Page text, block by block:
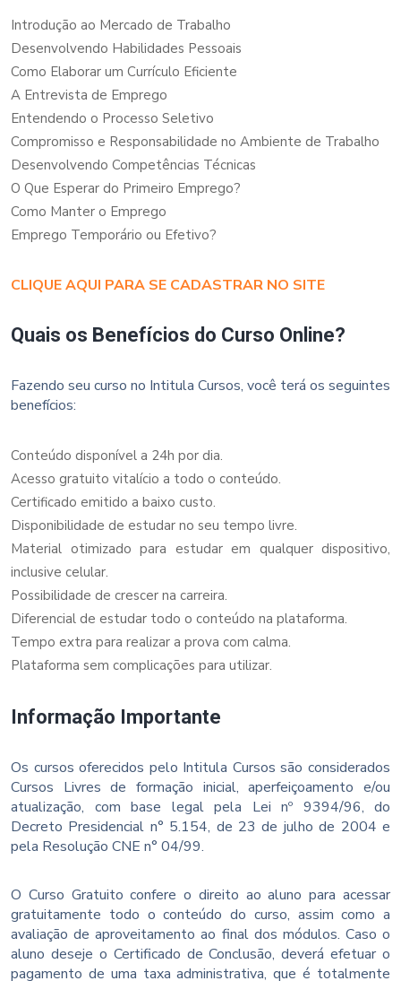
Introdução ao Mercado de Trabalho
Desenvolvendo Habilidades Pessoais
Como Elaborar um Currículo Eficiente
A Entrevista de Emprego
Entendendo o Processo Seletivo
Compromisso e Responsabilidade no Ambiente de Trabalho
Desenvolvendo Competências Técnicas
O Que Esperar do Primeiro Emprego?
Como Manter o Emprego
Emprego Temporário ou Efetivo?
CLIQUE AQUI PARA SE CADASTRAR NO SITE
Quais os Benefícios do Curso Online?
Fazendo seu curso no Intitula Cursos, você terá os seguintes
benefícios:
Conteúdo disponível a 24h por dia.
Acesso gratuito vitalício a todo o conteúdo.
Certificado emitido a baixo custo.
Disponibilidade de estudar no seu tempo livre.
Material otimizado para estudar em qualquer dispositivo,
inclusive celular.
Possibilidade de crescer na carreira.
Diferencial de estudar todo o conteúdo na plataforma.
Tempo extra para realizar a prova com calma.
Plataforma sem complicações para utilizar.
Informação Importante
Os cursos oferecidos pelo Intitula Cursos são considerados
Cursos Livres de formação inicial, aperfeiçoamento e/ou
atualização, com base legal pela Lei nº 9394/96, do
Decreto Presidencial n° 5.154, de 23 de julho de 2004 e
pela Resolução CNE n° 04/99.
O Curso Gratuito confere o direito ao aluno para acessar
gratuitamente todo o conteúdo do curso, assim como a
avaliação de aproveitamento ao final dos módulos. Caso o
aluno deseje o Certificado de Conclusão, deverá efetuar o
pagamento de uma taxa administrativa, que é totalmente